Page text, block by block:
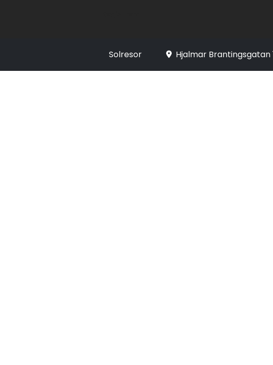
Solresor Hjalmar Brantingsgatan